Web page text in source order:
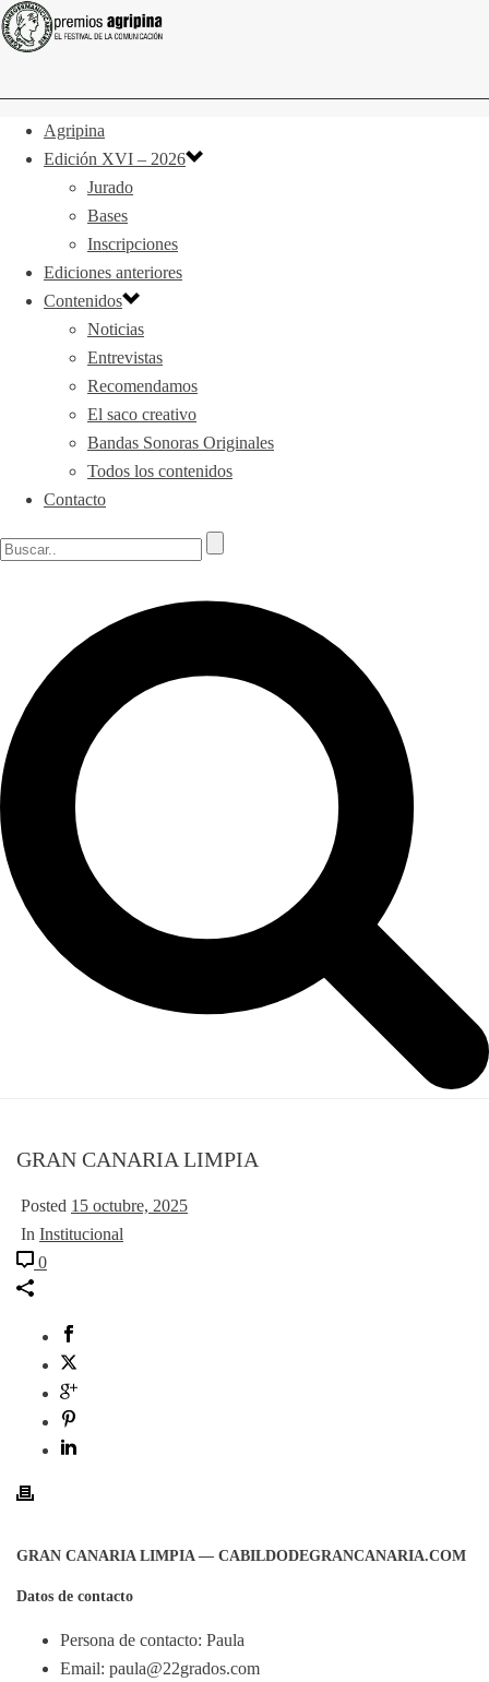
Agripina
Edición XVI – 2026
Jurado
Bases
Inscripciones
Ediciones anteriores
Contenidos
Noticias
Entrevistas
Recomendamos
El saco creativo
Bandas Sonoras Originales
Todos los contenidos
Contacto
GRAN CANARIA LIMPIA
Posted 15 octubre, 2025
In Institucional
0
GRAN CANARIA LIMPIA — CABILDODEGRANCANARIA.COM
Datos de contacto
Persona de contacto: Paula
Email: paula@22grados.com